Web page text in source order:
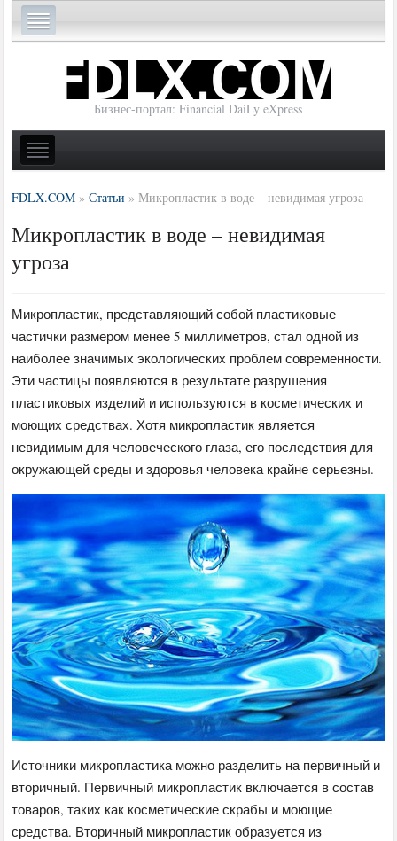
Бизнес-портал: Financial DaiLy eXpress
FDLX.COM »Статьи »Микропластик в воде – невидимая угроза
Микропластик в воде – невидимая
угроза
Микропластик, представляющий собой пластиковые
частички размером менее 5 миллиметров, стал одной из
наиболее значимых экологических проблем современности.
Эти частицы появляются в результате разрушения
пластиковых изделий и используются в косметических и
моющих средствах. Хотя микропластик является
невидимым для человеческого глаза, его последствия для
окружающей среды и здоровья человека крайне серьезны.
Источники микропластика можно разделить на первичный и
вторичный. Первичный микропластик включается в состав
товаров, таких как косметические скрабы и моющие
средства. Вторичный микропластик образуется из